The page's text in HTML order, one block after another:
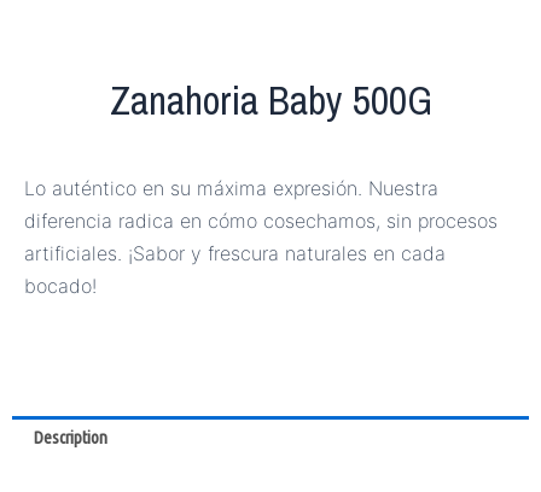
Zanahoria Baby 500G
Lo auténtico en su máxima expresión. Nuestra
diferencia radica en cómo cosechamos, sin procesos
artificiales. ¡Sabor y frescura naturales en cada
bocado!
Description